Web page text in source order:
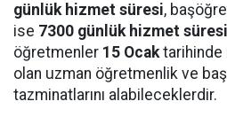
günlük hizmet süresi,
ise 7300 günlük hizmet süresi
öğretmenler 15 Ocaktarihinde
olan uzman öğretmenlik ve
tazminatlarını alabileceklerdir.